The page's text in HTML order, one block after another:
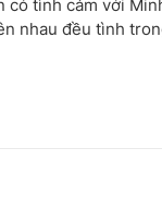
tình cảm với
nhau đều tình